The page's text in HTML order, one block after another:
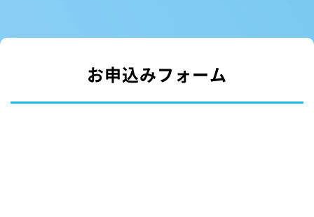
お申込みフォーム